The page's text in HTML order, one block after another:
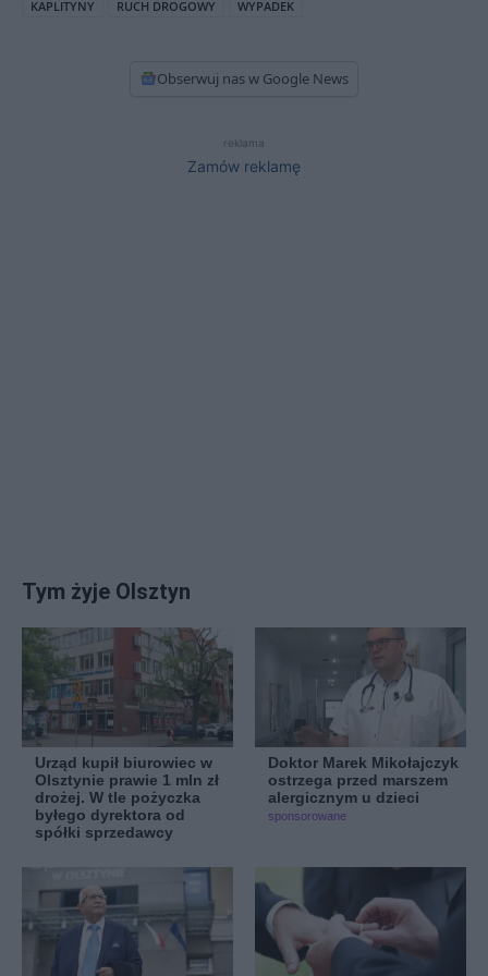
KAPLITYNY RUCH DROGOWY WYPADEK
Obserwuj nas w Google News
reklama
Zamów reklamę
Tym żyje Olsztyn
Urząd kupił biurowiec w
Olsztynie prawie 1 mln zł
drożej. W tle pożyczka
byłego dyrektora od
spółki sprzedawcy
Doktor Marek Mikołajczyk
ostrzega przed marszem
alergicznym u dzieci
sponsorowane